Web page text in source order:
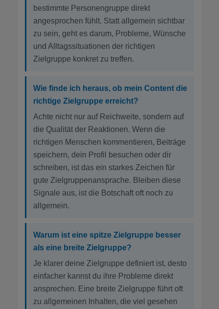
bestimmte Personengruppe direkt
angesprochen fühlt. Statt allgemein sichtbar
zu sein, geht es darum, Probleme, Wünsche
und Alltagssituationen der richtigen
Zielgruppe konkret zu treffen.
Wie finde ich heraus, ob mein Content die
richtige Zielgruppe erreicht?
Achte nicht nur auf Reichweite, sondern auf
die Qualität der Reaktionen. Wenn die
richtigen Menschen kommentieren, Beiträge
speichern, dein Profil besuchen oder dir
schreiben, ist das ein starkes Zeichen für
gute Zielgruppenansprache. Bleiben diese
Signale aus, ist die Botschaft oft noch zu
allgemein.
Warum ist eine spitze Zielgruppe besser
als eine breite Zielgruppe?
Je klarer deine Zielgruppe definiert ist, desto
einfacher kannst du ihre Probleme direkt
ansprechen. Eine breite Zielgruppe führt oft
zu allgemeinen Inhalten, die viel gesehen